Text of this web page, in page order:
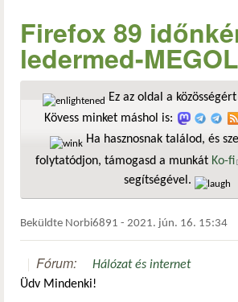
Firefox 89
ledermed-
Ez az oldal a
Kövess minket máshol is:
Ha hasznosnak találod, és
folytatódjon, támogasd a munkát Ko-fi
segítségével.
Beküldte Norbi6891 - 2021. jún. 16. 15:34
Fórum:
Hálózat és internet
Üdv Mindenki!